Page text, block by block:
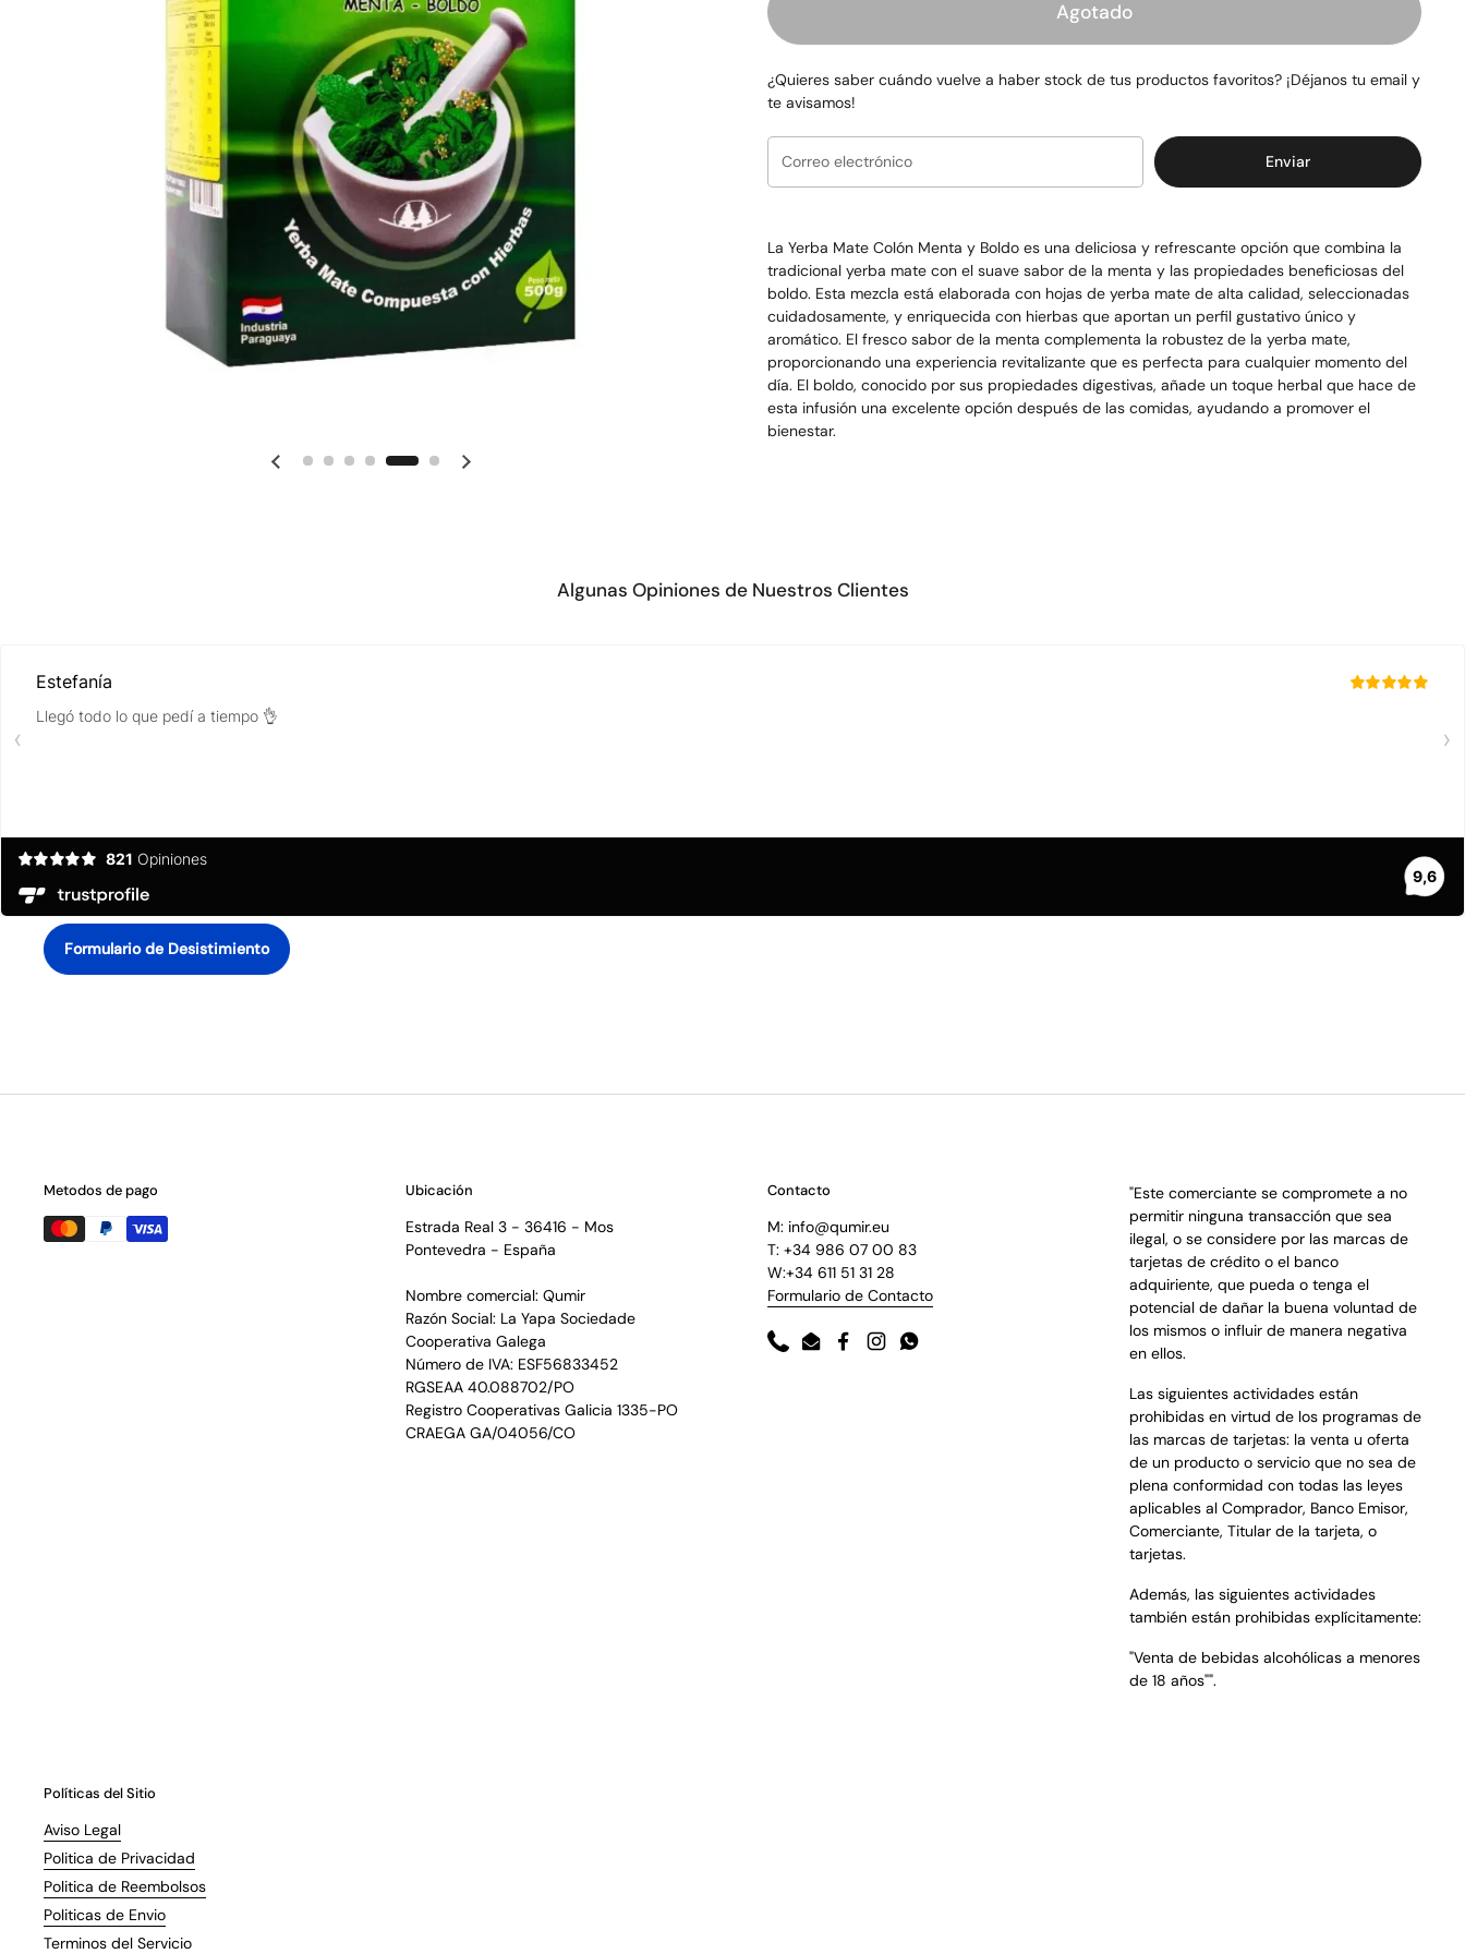
Diapositiva anterior Siguiente diapositiva
Agotado
¿Quieres saber cuándo vuelve a haber stock de tus productos favoritos? ¡Déjanos tu email y
te avisamos!
Enviar
La Yerba Mate Colón Menta y Boldo es una deliciosa y refrescante opción que combina la
tradicional yerba mate con el suave sabor de la menta y las propiedades beneficiosas del
boldo. Esta mezcla está elaborada con hojas de yerba mate de alta calidad, seleccionadas
cuidadosamente, y enriquecida con hierbas que aportan un perfil gustativo único y
aromático. El fresco sabor de la menta complementa la robustez de la yerba mate,
proporcionando una experiencia revitalizante que es perfecta para cualquier momento del
día. El boldo, conocido por sus propiedades digestivas, añade un toque herbal que hace de
esta infusión una excelente opción después de las comidas, ayudando a promover el
bienestar.
Algunas Opiniones de Nuestros Clientes
Formulario de Desistimiento
Metodos de pago Ubicación
Estrada Real 3 - 36416 - Mos
Pontevedra - España
Nombre comercial: Qumir
Razón Social: La Yapa Sociedade
Cooperativa Galega
Número de IVA: ESF56833452
RGSEAA 40.088702/PO
Registro Cooperativas Galicia 1335-PO
CRAEGA GA/04056/CO
Contacto
M: info@qumir.eu
T: +34 986 07 00 83
W:+34 611 51 31 28
Formulario de Contacto
PhoneEmailFacebook
InstagramWhatsApp
"Este comerciante se compromete a no
permitir ninguna transacción que sea
ilegal, o se considere por las marcas de
tarjetas de crédito o el banco
adquiriente, que pueda o tenga el
potencial de dañar la buena voluntad de
los mismos o influir de manera negativa
en ellos.
Las siguientes actividades están
prohibidas en virtud de los programas de
las marcas de tarjetas: la venta u oferta
de un producto o servicio que no sea de
plena conformidad con todas las leyes
aplicables al Comprador, Banco Emisor,
Comerciante, Titular de la tarjeta, o
tarjetas.
Además, las siguientes actividades
también están prohibidas explícitamente:
"Venta de bebidas alcohólicas a menores
de 18 años"".
Políticas del Sitio
Aviso Legal
Politica de Privacidad
Politica de Reembolsos
Politicas de Envio
Terminos del Servicio